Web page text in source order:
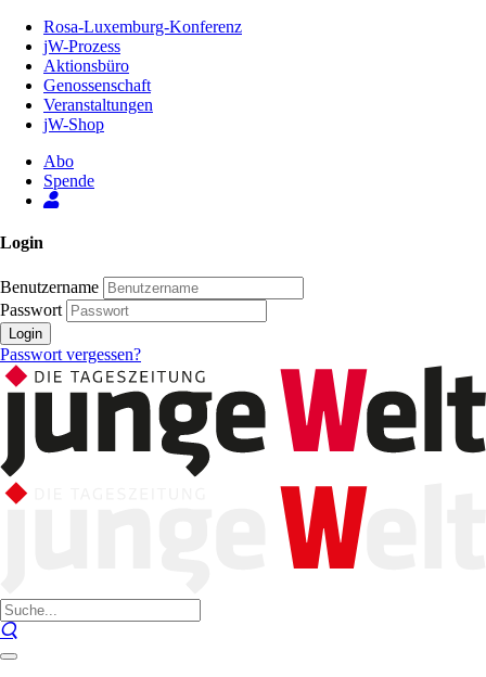
Inhalt
Seite
Rosa-Luxemburg-Konferenz
jW-Prozess
Aktionsbüro
Genossenschaft
Veranstaltungen
jW-Shop
Abo
Spende
Login
Benutzername
Passwort
Login
Passwort vergessen?